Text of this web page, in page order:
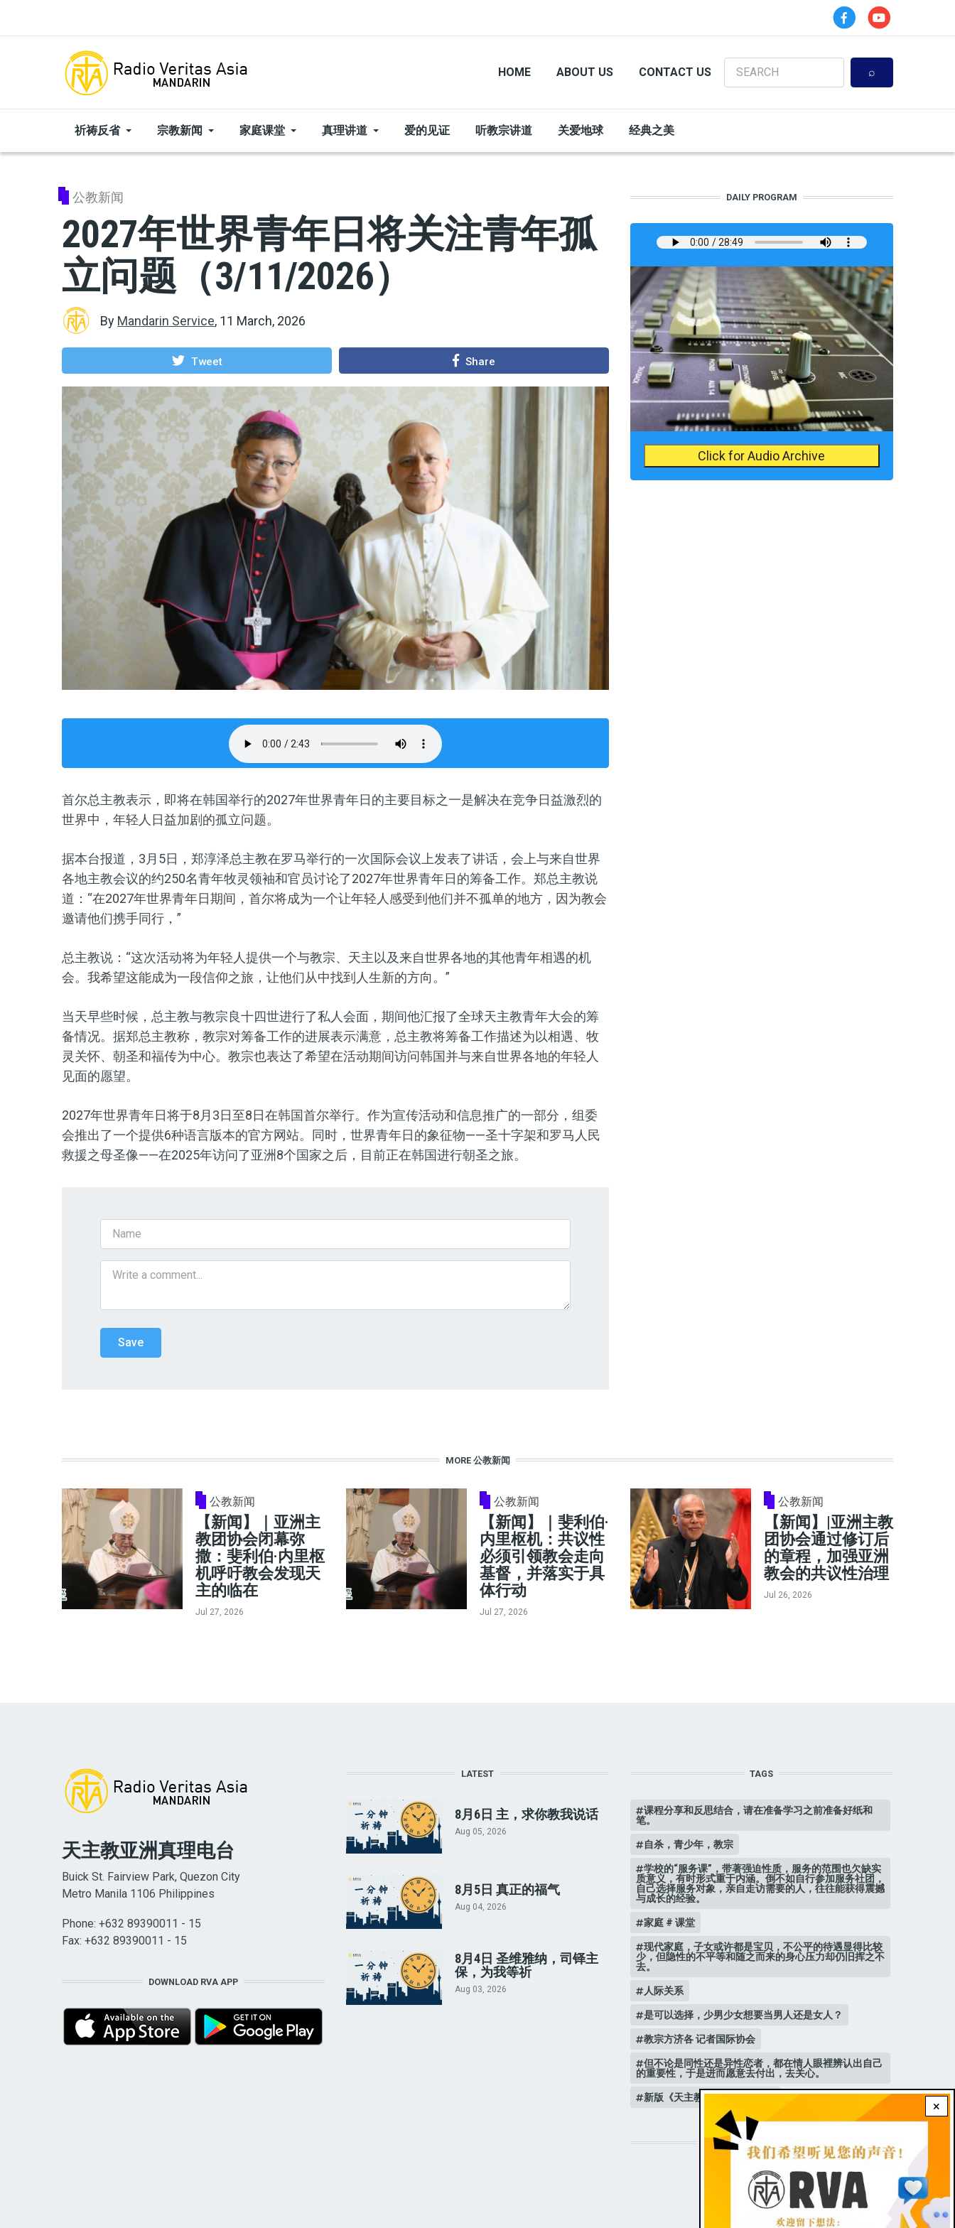
HOME ABOUT US CONTACT US
Search
祈祷反省 宗教新闻 家庭课堂 真理讲道 爱的见证 听教宗讲道 关爱地球 经典之美
公教新闻
2027年世界青年日将关注青年孤
立问题（3/11/2026）
By Mandarin Service, 11 March, 2026
Tweet Share
首尔总主教表示，即将在韩国举行的2027年世界青年日的主要目标之一是解决在竞争日益激烈的
世界中，年轻人日益加剧的孤立问题。
据本台报道，3月5日，郑淳泽总主教在罗马举行的一次国际会议上发表了讲话，会上与来自世界
各地主教会议的约250名青年牧灵领袖和官员讨论了2027年世界青年日的筹备工作。郑总主教说
道：“在2027年世界青年日期间，首尔将成为一个让年轻人感受到他们并不孤单的地方，因为教会
邀请他们携手同行，”
总主教说：“这次活动将为年轻人提供一个与教宗、天主以及来自世界各地的其他青年相遇的机
会。我希望这能成为一段信仰之旅，让他们从中找到人生新的方向。”
当天早些时候，总主教与教宗良十四世进行了私人会面，期间他汇报了全球天主教青年大会的筹
备情况。据郑总主教称，教宗对筹备工作的进展表示满意，总主教将筹备工作描述为以相遇、牧
灵关怀、朝圣和福传为中心。教宗也表达了希望在活动期间访问韩国并与来自世界各地的年轻人
见面的愿望。
2027年世界青年日将于8月3日至8日在韩国首尔举行。作为宣传活动和信息推广的一部分，组委
会推出了一个提供6种语言版本的官方网站。同时，世界青年日的象征物——圣十字架和罗马人民
救援之母圣像——在2025年访问了亚洲8个国家之后，目前正在韩国进行朝圣之旅。
DAILY PROGRAM
Click for Audio Archive
MORE 公教新闻
公教新闻
【新闻】｜亚洲主
教团协会闭幕弥
撒：斐利伯·内里枢
机呼吁教会发现天
主的临在
Jul 27, 2026
公教新闻
【新闻】｜斐利伯·
内里枢机：共议性
必须引领教会走向
基督，并落实于具
体行动
Jul 27, 2026
公教新闻
【新闻】|亚洲主教
团协会通过修订后
的章程，加强亚洲
教会的共议性治理
Jul 26, 2026
×
天主教亚洲真理电台
Buick St. Fairview Park, Quezon City
Metro Manila 1106 Philippines
Phone: +632 89390011 - 15
Fax: +632 89390011 - 15
DOWNLOAD RVA APP
LATEST
8月6日 主，求你教我说话
Aug 05, 2026
8月5日 真正的福气
Aug 04, 2026
8月4日 圣维雅纳，司铎主
保，为我等祈
Aug 03, 2026
TAGS
课程分享和反思结合，请在准备学习之前准备好纸和
笔。
自杀，青少年，教宗
学校的“服务课”，带著强迫性质，服务的范围也欠缺实
质意义，有时形式重于内涵。倒不如自行参加服务社团，
自己选择服务对象，亲自走访需要的人，往往能获得震撼
与成长的经验。
家庭 # 课堂
现代家庭，子女或许都是宝贝，不公平的待遇显得比较
少，但隐性的不平等和随之而来的身心压力却仍旧挥之不
去。
人际关系
是可以选择，少男少女想要当男人还是女人？
教宗方济各 记者国际协会
但不论是同性还是异性恋者，都在情人眼裡辨认出自己
的重要性，于是进而愿意去付出，去关心。
新版《天主教青年教理》 教宗
STAY CONNECTED WITH US!